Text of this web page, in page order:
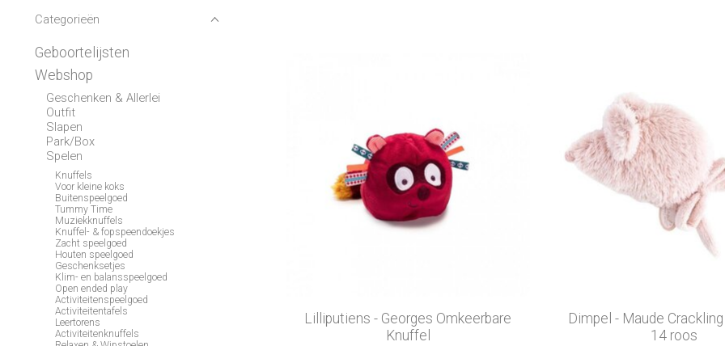
Categorieën
Geboortelijsten
Webshop
Geschenken & Allerlei
Outfit
Slapen
Park/Box
Spelen
Knuffels
Voor kleine koks
Buitenspeelgoed
Tummy Time
Muziekknuffels
Knuffel- & fopspeendoekjes
Zacht speelgoed
Houten speelgoed
Geschenksetjes
Klim- en balansspeelgoed
Open ended play
Activiteitenspeelgoed
Activiteitentafels
Leertorens
Activiteitenknuffels
Lilliputiens - Georges Omkeerbare
Knuffel
Dimpel - Maude
14 roos